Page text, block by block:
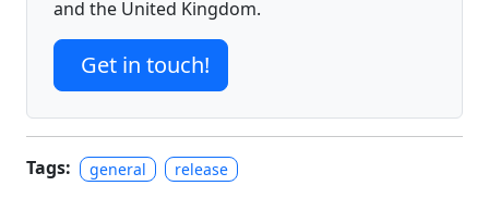
and the United Kingdom.
Get in touch!
Tags: general release